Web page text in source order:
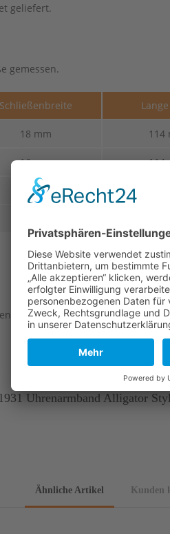
geliefert.
gemessen.
Schließenbreite
18 mm 114
16 mm 114
18 mm
von Leder und des
Uhrenarmband Alligator
Ähnliche Artikel Kunden